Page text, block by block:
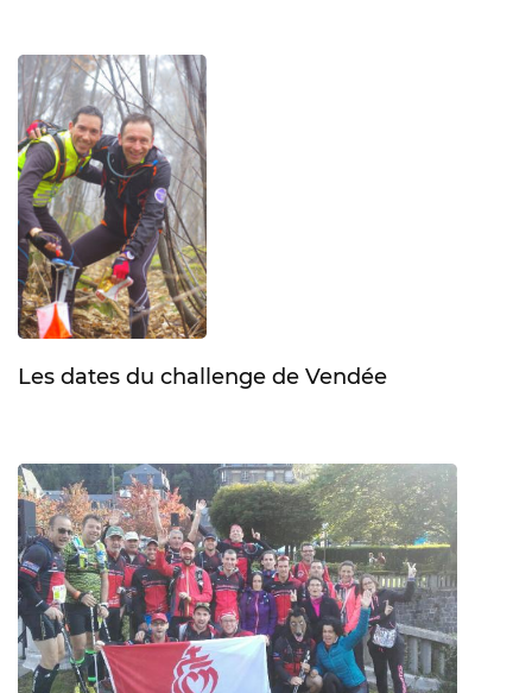
Les dates du challenge de Vendée